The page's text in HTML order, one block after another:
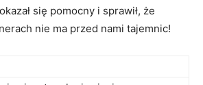
się pomocny i ⁣sprawił, ‌że
nie ‌ma przed nami​ tajemnic!